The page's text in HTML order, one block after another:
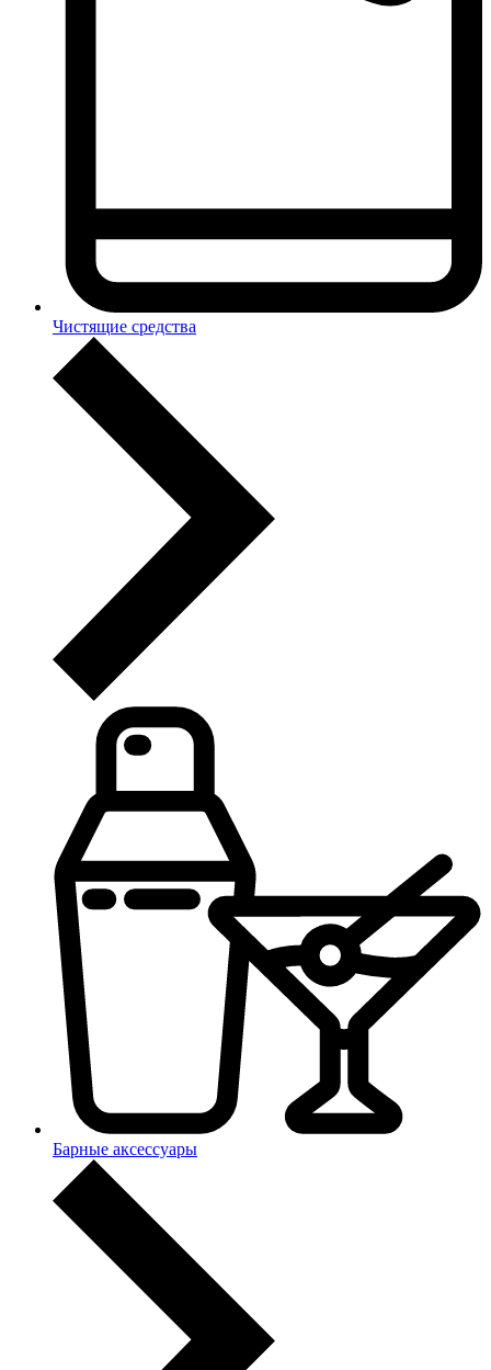
Чистящие средства
Барные аксессуары